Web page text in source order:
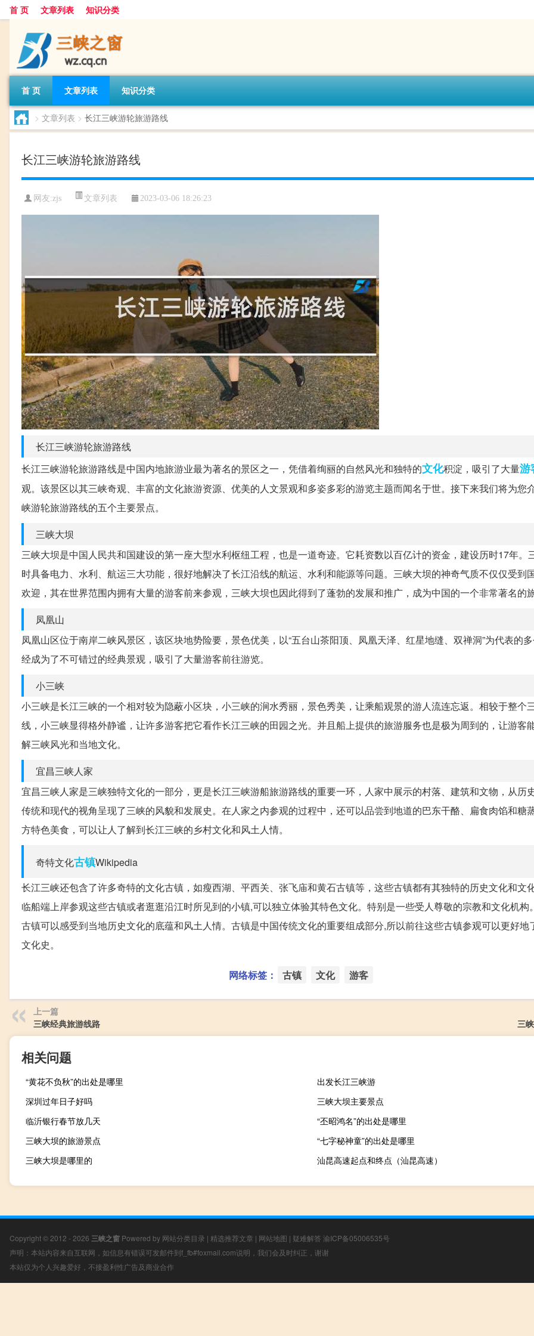
首 页 文章列表 知识分类
首 页 文章列表 知识分类
> 文章列表 > 长江三峡游轮旅游路线
长江三峡游轮旅游路线
网友:zjs 文章列表 2023-03-06 18:26:23
长江三峡游轮旅游路线
长江三峡游轮旅游路线是中国内地旅游业最为著名的景区之一，凭借着绚丽的自然风光和独特的文化积淀，吸引了大量游
观。该景区以其三峡奇观、丰富的文化旅游资源、优美的人文景观和多姿多彩的游览主题而闻名于世。接下来我们将为您
峡游轮旅游路线的五个主要景点。
三峡大坝
三峡大坝是中国人民共和国建设的第一座大型水利枢纽工程，也是一道奇迹。它耗资数以百亿计的资金，建设历时17年。
时具备电力、水利、航运三大功能，很好地解决了长江沿线的航运、水利和能源等问题。三峡大坝的神奇气质不仅仅受到
欢迎，其在世界范围内拥有大量的游客前来参观，三峡大坝也因此得到了蓬勃的发展和推广，成为中国的一个非常著名的
凤凰山
凤凰山区位于南岸二峡风景区，该区块地势险要，景色优美，以“五台山茶阳顶、凤凰天泽、红星地缝、双禅洞”为代表的
经成为了不可错过的经典景观，吸引了大量游客前往游览。
小三峡
小三峡是长江三峡的一个相对较为隐蔽小区块，小三峡的涧水秀丽，景色秀美，让乘船观景的游人流连忘返。相较于整个
线，小三峡显得格外静谧，让许多游客把它看作长江三峡的田园之光。并且船上提供的旅游服务也是极为周到的，让游客
解三峡风光和当地文化。
宜昌三峡人家
宜昌三峡人家是三峡独特文化的一部分，更是长江三峡游船旅游路线的重要一环，人家中展示的村落、建筑和文物，从历
传统和现代的视角呈现了三峡的风貌和发展史。在人家之内参观的过程中，还可以品尝到地道的巴东干酪、扁食肉馅和糖
方特色美食，可以让人了解到长江三峡的乡村文化和风土人情。
奇特文化古镇Wikipedia
长江三峡还包含了许多奇特的文化古镇，如瘦西湖、平西关、张飞庙和黄石古镇等，这些古镇都有其独特的历史文化和文
临船端上岸参观这些古镇或者逛逛沿江时所见到的小镇,可以独立体验其特色文化。特别是一些受人尊敬的宗教和文化机构
古镇可以感受到当地历史文化的底蕴和风土人情。古镇是中国传统文化的重要组成部分,所以前往这些古镇参观可以更好地
文化史。
网络标签： 古镇 文化 游客
上一篇
三峡经典旅游线路
三
相关问题
“黄花不负秋”的出处是哪里
出发长江三峡游
深圳过年日子好吗
三峡大坝主要景点
临沂银行春节放几天
“丕昭鸿名”的出处是哪里
三峡大坝的旅游景点
“七字秘神童”的出处是哪里
三峡大坝是哪里的
汕昆高速起点和终点（汕昆高速）
Copyright © 2012 - 2026 三峡之窗 Powered by 网站分类目录 | 精选推荐文章 | 网站地图 | 疑难解答 渝ICP备05006535号
声明：本站内容来自互联网，如信息有错误可发邮件到f_fb#foxmail.com说明，我们会及时纠正，谢谢
本站仅为个人兴趣爱好，不接盈利性广告及商业合作